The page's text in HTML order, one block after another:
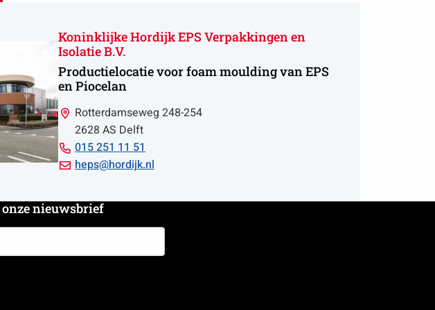
Koninklijke Hordijk EPS Verpakkingen en
Isolatie B.V.
Productielocatie voor foam moulding van EPS
en Piocelan
Rotterdamseweg 248-254
2628 AS Delft
015 251 11 51
Bell
015
11
51
heps@hordijk.nl
Email
onze nieuwsbrief